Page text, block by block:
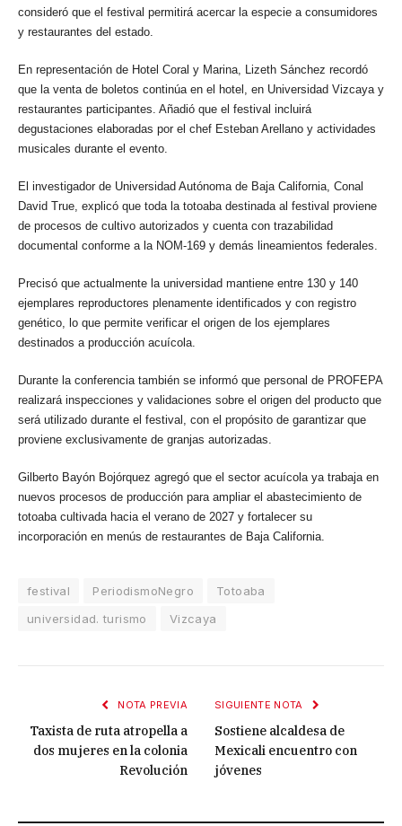
consideró que el festival permitirá acercar la especie a consumidores
y restaurantes del estado.
En representación de Hotel Coral y Marina, Lizeth Sánchez recordó
que la venta de boletos continúa en el hotel, en Universidad Vizcaya y
restaurantes participantes. Añadió que el festival incluirá
degustaciones elaboradas por el chef Esteban Arellano y actividades
musicales durante el evento.
El investigador de Universidad Autónoma de Baja California, Conal
David True, explicó que toda la totoaba destinada al festival proviene
de procesos de cultivo autorizados y cuenta con trazabilidad
documental conforme a la NOM-169 y demás lineamientos federales.
Precisó que actualmente la universidad mantiene entre 130 y 140
ejemplares reproductores plenamente identificados y con registro
genético, lo que permite verificar el origen de los ejemplares
destinados a producción acuícola.
Durante la conferencia también se informó que personal de PROFEPA
realizará inspecciones y validaciones sobre el origen del producto que
será utilizado durante el festival, con el propósito de garantizar que
proviene exclusivamente de granjas autorizadas.
Gilberto Bayón Bojórquez agregó que el sector acuícola ya trabaja en
nuevos procesos de producción para ampliar el abastecimiento de
totoaba cultivada hacia el verano de 2027 y fortalecer su
incorporación en menús de restaurantes de Baja California.
festival PeriodismoNegro
Totoaba
universidad. turismo
Vizcaya
NOTA PREVIA
Taxista de ruta atropella a
dos mujeres en la colonia
Revolución
SIGUIENTE NOTA
Sostiene alcaldesa de
Mexicali encuentro con
jóvenes